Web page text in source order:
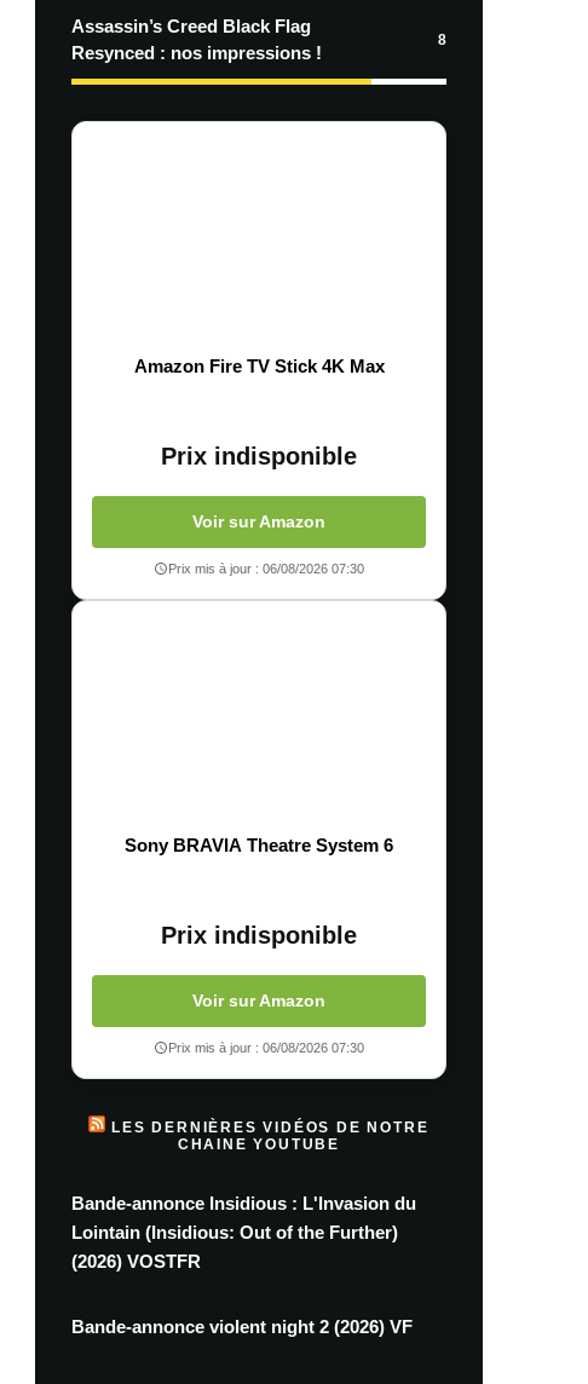
Assassin’s Creed Black Flag
Resynced : nos impressions !
8
Amazon Fire TV Stick 4K Max
Prix indisponible
Voir sur Amazon
Prix mis à jour : 06/08/2026 07:30
Sony BRAVIA Theatre System 6
Prix indisponible
Voir sur Amazon
Prix mis à jour : 06/08/2026 07:30
LES DERNIÈRES VIDÉOS DE NOTRE
CHAINE YOUTUBE
Bande-annonce Insidious : L'Invasion du
Lointain (Insidious: Out of the Further)
(2026) VOSTFR
Bande-annonce violent night 2 (2026) VF